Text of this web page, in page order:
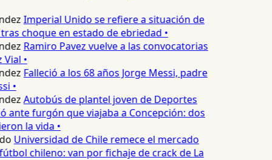
Imperial Unido se refiere a situación de
choque en estado de ebriedad •
Ramiro Pavez vuelve a las convocatorias
•
Falleció a los 68 años Jorge Messi, padre
•
Autobús de plantel joven de Deportes
ante furgón que viajaba a Concepción: dos
la vida •
Universidad de Chile remece el mercado
chileno: van por fichaje de crack de La